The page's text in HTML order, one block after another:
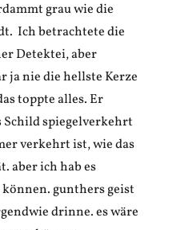
grau wie die
Ich betrachtete die
Detektei, aber
ja nie die hellste Kerze
toppte alles. Er
Schild spiegelverkehrt
verkehrt ist, wie das
aber ich hab es
gunthers geist
drinne. es wäre